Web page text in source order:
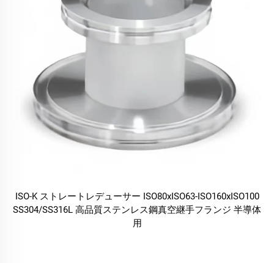
ISO-K ストレートレデューサー ISO80xISO63-ISO160xISO100
SS304/SS316L 高品質ステンレス鋼真空継手フランジ 半導体
用